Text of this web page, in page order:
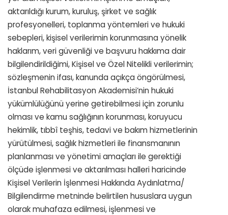
aktarıldığı kurum, kuruluş, şirket ve sağlık
profesyonelleri, toplanma yöntemleri ve hukuki
sebepleri, kişisel verilerimin korunmasına yönelik
haklarım, veri güvenliği ve başvuru hakkıma dair
bilgilendirildiğimi, Kişisel ve Özel Nitelikli verilerimin;
sözleşmenin ifası, kanunda açıkça öngörülmesi,
İstanbul Rehabilitasyon Akademisi’nin hukuki
yükümlülüğünü yerine getirebilmesi için zorunlu
olması ve kamu sağlığının korunması, koruyucu
hekimlik, tıbbî teşhis, tedavi ve bakım hizmetlerinin
yürütülmesi, sağlık hizmetleri ile finansmanının
planlanması ve yönetimi amaçları ile gerektiği
ölçüde işlenmesi ve aktarılması halleri haricinde
Kişisel Verilerin İşlenmesi Hakkında Aydınlatma/
Bilgilendirme metninde belirtilen hususlara uygun
olarak muhafaza edilmesi, işlenmesi ve